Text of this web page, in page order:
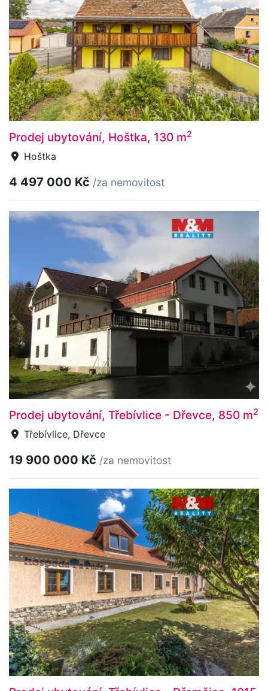
Prodej ubytování, Hoštka, 130 m2
Hoštka
4 497 000 Kč /za nemovitost
Prodej ubytování, Třebívlice - Dřevce, 850 m2
Třebívlice, Dřevce
19 900 000 Kč /za nemovitost